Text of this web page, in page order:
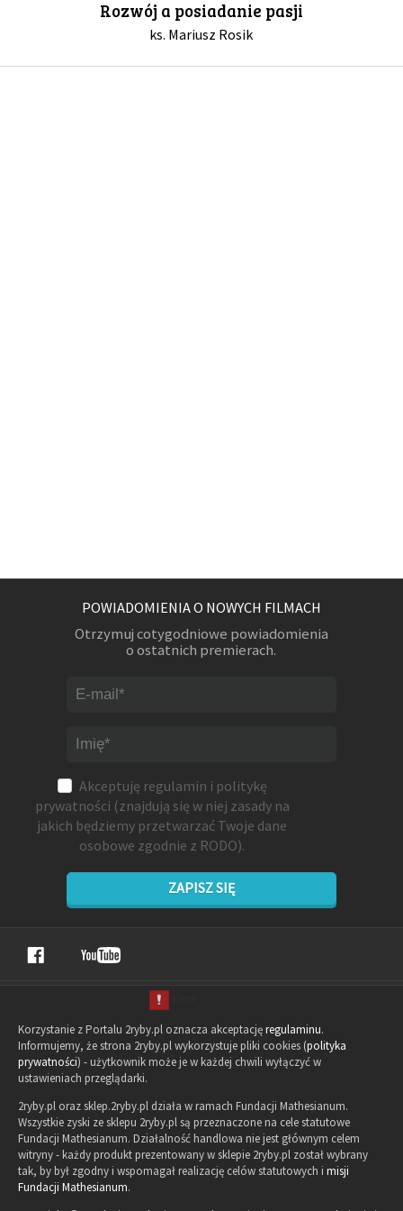
Rozwój a posiadanie pasji
ks. Mariusz Rosik
POWIADOMIENIA O NOWYCH FILMACH
Otrzymuj cotygodniowe powiadomienia
o ostatnich premierach.
Akceptuję regulamin i politykę
prywatności (znajdują się w niej zasady na
jakich będziemy przetwarzać Twoje dane
osobowe zgodnie z RODO).
ZAPISZ SIĘ
Korzystanie z Portalu 2ryby.pl oznacza akceptacjęregulaminu.
Informujemy, że strona 2ryby.pl wykorzystuje pliki cookies (polityka
prywatności) - użytkownik może je w każdej chwili wyłączyć w
ustawieniach przeglądarki.
2ryby.pl oraz sklep.2ryby.pl działa w ramach Fundacji Mathesianum.
Wszystkie zyski ze sklepu 2ryby.pl są przeznaczone na cele statutowe
Fundacji Mathesianum. Działalność handlowa nie jest głównym celem
witryny - każdy produkt prezentowany w sklepie 2ryby.pl został wybrany
tak, by był zgodny i wspomagał realizację celów statutowych i misji
Fundacji Mathesianum.